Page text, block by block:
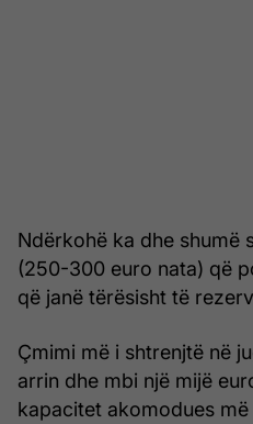
Ndërkohë ka dhe shumë
(250-300 euro nata) që
që janë tërësisht të
Çmimi më i shtrenjtë në
arrin dhe mbi një mijë
kapacitet akomodues